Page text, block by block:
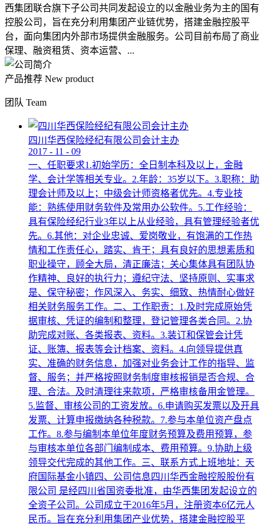
西集团联合旗下子公司共同发起设立的以金融业务为主的国有
控股公司，旨在充分利用集团产业链优势，搭建金融控股平
台，面向集团内外部市场提供金融服务。公司目前布局了商业
保理、融资租赁、资本运营、...
产品推荐 New product
团队 Team
四川华西保险经纪有限公司会计主办
2017 - 11 - 09
一、任职要求1.初始学历：全日制本科及以上，金融
学、会计学等相关专业。2.年龄：35岁以下。3.职称：助
理会计师及以上；中级会计师资格者优先。4.专业技
能：熟练使用财务软件及常用办公软件。5.工作经验：
具有保险经纪行业3年以上从业经验，具有管理经验者优
先。6.其他：对企业忠诚、爱岗敬业，有饱满的工作热
情和工作责任心，踏实、肯干；具有良好的思想素质和
职业操守，顾全大局，清正廉洁；关心集体具有团队协
作精神、良好的执行力；遵纪守法、坚持原则、实事求
是、保守秘密；作风深入、务实、细致、热情耐心做好
相关财务服务工作。二、工作职责：1.及时完成原始凭
据审核、凭证的编制和整理，登记管理各类合同。2.协
助完成对账、各类报表、资料。3.装订和保管会计凭
证、账簿、报表等会计档案、资料。4.向领导提供真
实、准确的财务信息，加强对业务会计工作的指导、监
督、服务；并严格按照财务制度审核报销是否合规、合
理、合法。及时清理往来款项，严格审核备用金管理。
5.监督、审核公司的工资发放。6.申请购买发票以及开具
发票、计算申报缴纳各种税款。7.参与本单位资产盘点
工作。8.参与编制本单位年度财务预算及费用预算，参
与审核本单位各部门编制成本、费用预算。9.协助上级
领导交代完成的其他工作。三、联系方式上班地址：天
府国际基金小镇四、公司信息四川华西金融控股股份有
限公司 是经四川省国资委批准，由华西集团发起设立的
全资子公司。公司成立于2016年5月，注册资本6亿元人
民币。旨在充分利用集团产业优势，搭建金融控股平